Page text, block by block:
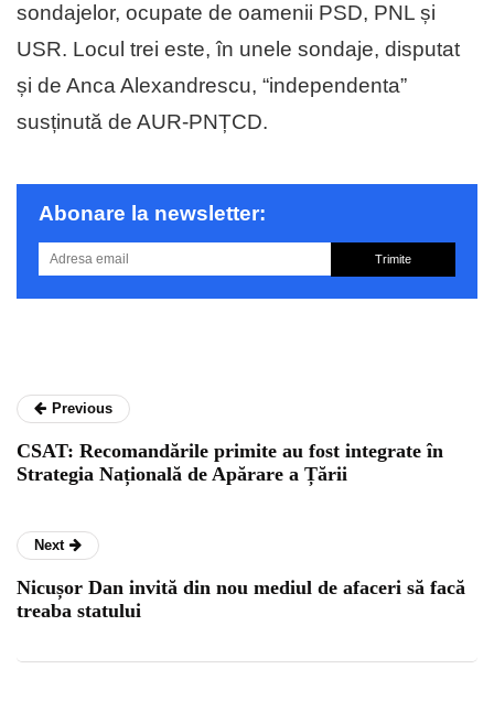
sondajelor, ocupate de oamenii PSD, PNL și
USR. Locul trei este, în unele sondaje, disputat
și de Anca Alexandrescu, “independenta”
susținută de AUR-PNȚCD.
Abonare la newsletter:
Trimite
Previous
CSAT: Recomandările primite au fost integrate în
Strategia Națională de Apărare a Țării
Next
Nicușor Dan invită din nou mediul de afaceri să facă
treaba statului